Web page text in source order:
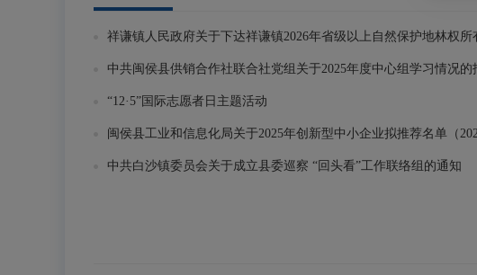
祥谦镇人民政府关于下达祥谦镇2026年省级以上自然保护地林权所
中共闽侯县供销合作社联合社党组关于2025年度中心组学习情况的
“12·5”国际志愿者日主题活动
闽侯县工业和信息化局关于2025年创新型中小企业拟推荐名单（
中共白沙镇委员会关于成立县委巡察 “回头看”工作联络组的通知